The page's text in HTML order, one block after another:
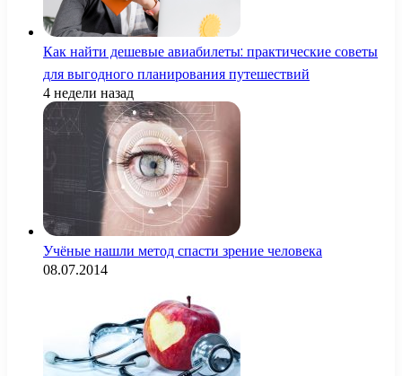
Как найти дешевые авиабилеты: практические советы
для выгодного планирования путешествий
4 недели назад
Учёные нашли метод спасти зрение человека
08.07.2014